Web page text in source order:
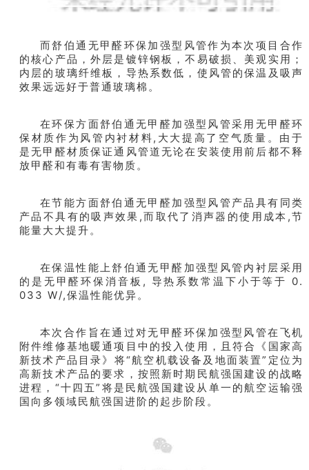
而舒伯通无甲醛环保加强型风管作为本次项目合作
的核心产品，外层是镀锌钢板，不易破损、美观实用；
内层的玻璃纤维板，导热系数低，使风管的保温及吸声
效果远远好于普通玻璃棉。
在环保方面舒伯通无甲醛加强型风管采用无甲醛环
保材质作为风管内衬材料,大大提高了空气质量。由于
是无甲醛材质保证通风管道无论在安装使用前后都不释
放甲醛和有毒有害物质。
在节能方面舒伯通无甲醛加强型风管产品具有同类
产品不具有的吸声效果,而取代了消声器的使用成本,节
能量大大提升。
在保温性能上舒伯通无甲醛加强型风管内衬层采用
的是无甲醛环保消音板, 导热系数常温下小于等于 0.
033 W/,保温性能优异。
本次合作旨在通过对无甲醛环保加强型风管在飞机
附件维修基地暖通项目中的投入使用，且符合《国家高
新技术产品目录》将“航空机载设备及地面装置”定位为
高新技术产品的要求，按照新时期民航强国建设的战略
进程，“十四五”将是民航强国建设从单一的航空运输强
国向多领域民航强国进阶的起步阶段。